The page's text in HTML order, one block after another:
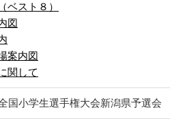
ベスト８）
図
案内図
関して
国小学生選手権大会新潟県予選会